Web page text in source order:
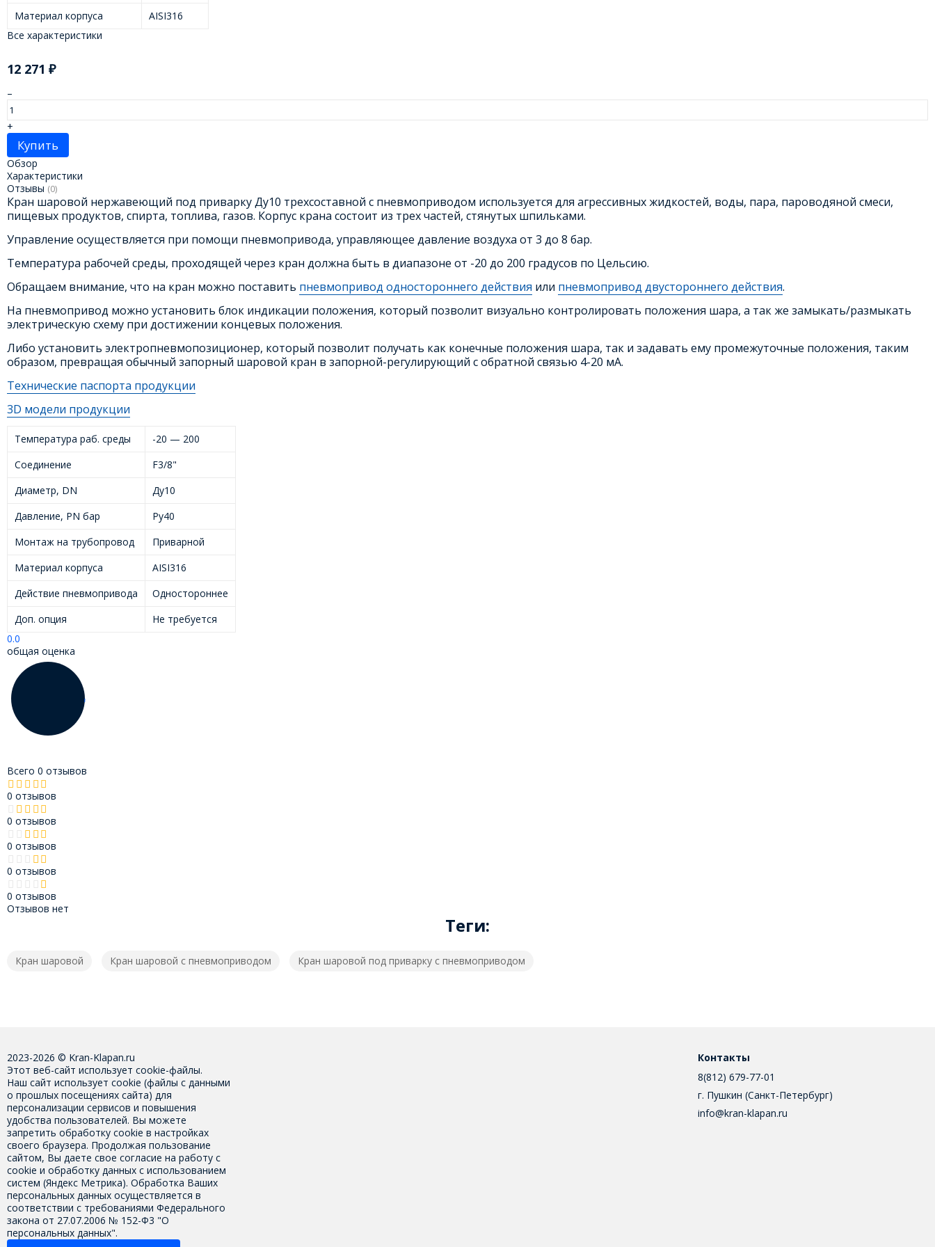
Материал корпуса
AISI316
Все характеристики
12 271 ₽
–
+
Купить
Обзор
Характеристики
Отзывы (0)
Кран шаровой нержавеющий под приварку Ду10 трехсоставной с пневмоприводом используется для агрессивных жидкостей, воды, пара, пароводяной смеси,
пищевых продуктов, спирта, топлива, газов. Корпус крана состоит из трех частей, стянутых шпильками.
Управление осуществляется при помощи пневмопривода, управляющее давление воздуха от 3 до 8 бар.
Температура рабочей среды, проходящей через кран должна быть в диапазоне от -20 до 200 градусов по Цельсию.
Обращаем внимание, что на кран можно поставить пневмопривод одностороннего действия или пневмопривод двустороннего действия.
На пневмопривод можно установить блок индикации положения, который позволит визуально контролировать положения шара, а так же замыкать/размыкать
электрическую схему при достижении концевых положения.
Либо установить электропневмопозиционер, который позволит получать как конечные положения шара, так и задавать ему промежуточные положения, таким
образом, превращая обычный запорный шаровой кран в запорной-регулирующий с обратной связью 4-20 мА.
Технические паспорта продукции
3D модели продукции
Температура раб. среды
-20 — 200
Соединение
F3/8"
Диаметр, DN
Ду10
Давление, PN бар
Ру40
Монтаж на трубопровод
Приварной
Материал корпуса
AISI316
Действие пневмопривода
Одностороннее
Доп. опция
Не требуется
0.0
общая оценка
Всего 0 отзывов
0 отзывов
0 отзывов
0 отзывов
0 отзывов
0 отзывов
Отзывов нет
Теги:
Кран шаровой Кран шаровой с пневмоприводом Кран шаровой под приварку с пневмоприводом
2023-2026 © Kran-Klapan.ru
Этот веб-сайт использует cookie-файлы.
Наш сайт использует cookie (файлы с данными
о прошлых посещениях сайта) для
персонализации сервисов и повышения
удобства пользователей. Вы можете
запретить обработку cookie в настройках
своего браузера. Продолжая пользование
сайтом, Вы даете свое согласие на работу с
cookie и обработку данных с использованием
систем (Яндекс Метрика). Обработка Ваших
персональных данных осуществляется в
соответствии с требованиями Федерального
закона от 27.07.2006 № 152-Ф3 "О
персональных данных".
Контакты
8(812) 679-77-01
г. Пушкин (Санкт-Петербург)
info@kran-klapan.ru